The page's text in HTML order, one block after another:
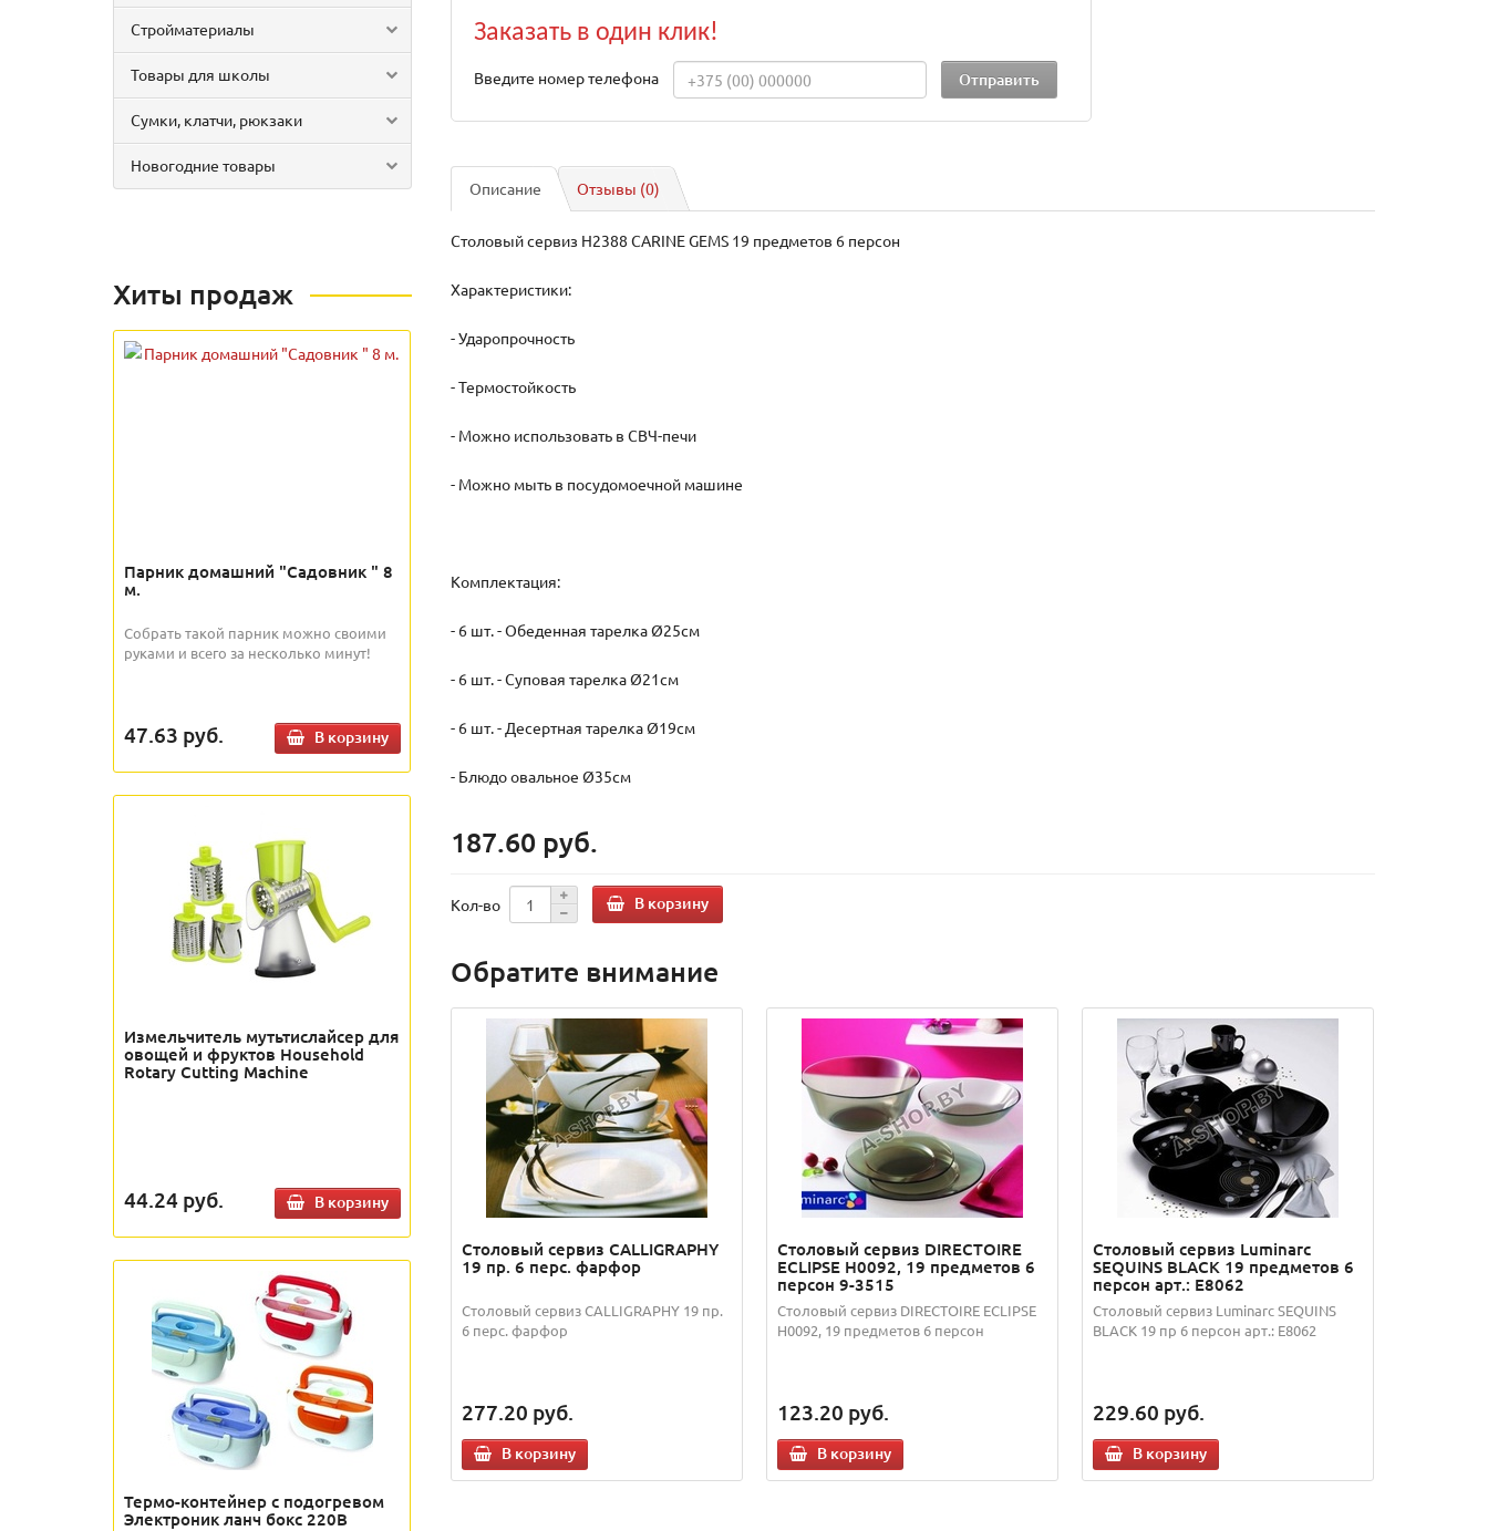
Стройматериалы
Товары для школы
Сумки, клатчи, рюкзаки
Новогодние товары
Хиты продаж
Парник домашний "Садовник " 8
м.
Собрать такой парник можно своими
руками и всего за несколько минут!
47.63 руб. В корзину
Измельчитель мутьтислайсер для
овощей и фруктов Household
Rotary Cutting Machine
44.24 руб. В корзину
Термо-контейнер с подогревом
Электроник ланч бокс 220В
Заказать в один клик!
Введите номер телефона
Описание Отзывы (0)
Столовый сервиз H2388 CARINE GEMS 19 предметов 6 персон
Характеристики:
- Ударопрочность
- Термостойкость
- Можно использовать в СВЧ-печи
- Можно мыть в посудомоечной машине
Комплектация:
- 6 шт. - Обеденная тарелка Ø25см
- 6 шт. - Суповая тарелка Ø21см
- 6 шт. - Десертная тарелка Ø19см
- Блюдо овальное Ø35см
187.60 руб.
Кол-во В корзину
Обратите внимание
Столовый сервиз CALLIGRAPHY
19 пр. 6 перс. фарфор
Столовый сервиз CALLIGRAPHY 19 пр.
6 перс. фарфор
277.20 руб.
В корзину
Столовый сервиз DIRECTOIRE
ECLIPSE H0092, 19 предметов 6
персон 9-3515
Столовый сервиз DIRECTOIRE ECLIPSE
H0092, 19 предметов 6 персон
123.20 руб.
В корзину
Столовый сервиз Luminarc
SEQUINS BLACK 19 предметов 6
персон арт.: E8062
Столовый сервиз Luminarc SEQUINS
BLACK 19 пр 6 персон арт.: E8062
229.60 руб.
В корзину